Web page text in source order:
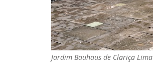
Jardim Bauhaus de Clariça Lima